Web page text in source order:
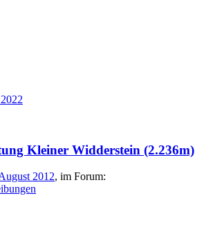
Kleiner Widderstein (2.236m)
2012, im Forum: